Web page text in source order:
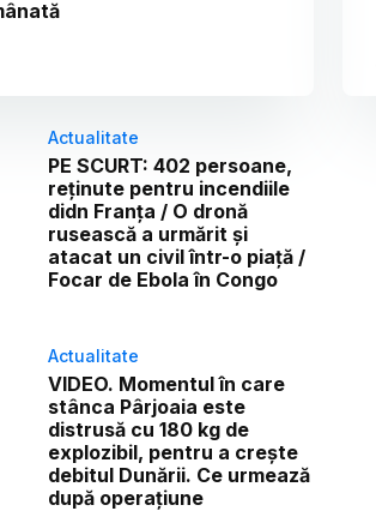
Actualitate
PE SCURT: 402 persoane,
reținute pentru incendiile
didn Franța / O dronă
rusească a urmărit și
atacat un civil într-o piață /
Focar de Ebola în Congo
Actualitate
VIDEO. Momentul în care
stânca Pârjoaia este
distrusă cu 180 kg de
explozibil, pentru a crește
debitul Dunării. Ce urmează
după operațiune